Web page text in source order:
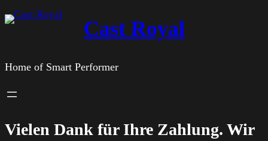
Zum
Cast Royal
Home of Smart Performer
Vielen Dank für Ihre Zahlung. Wir